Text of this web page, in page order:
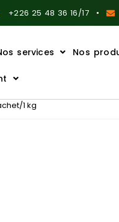
+226 25 48 36 16/17
services Nos
1 kg